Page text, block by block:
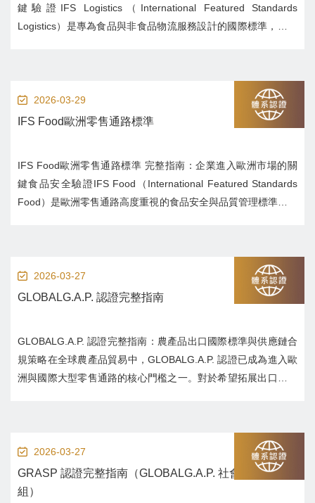
鍵驗證IFS Logistics（International Featured Standards
Logistics）是專為食品與非食品物流服務設計的國際標準，主要
2026-03-29
IFS Food歐洲零售通路標準
IFS Food歐洲零售通路標準 完整指南：企業進入歐洲市場的關
鍵食品安全驗證IFS Food（International Featured Standards
Food）是歐洲零售通路高度重視的食品安全與品質管理標準，廣
2026-03-27
GLOBALG.A.P. 認證完整指南
GLOBALG.A.P. 認證完整指南：農產品出口國際標準與供應鏈合
規策略在全球農產品貿易中，GLOBALG.A.P. 認證已成為進入歐
洲與國際大型零售通路的核心門檻之一。對於希望拓展出口市場
2026-03-27
GRASP 認證完整指南（GLOBALG.A.P. 社會責任附加模
組）